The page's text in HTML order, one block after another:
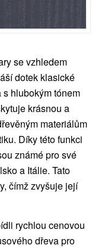
se vzhledem
dotek klasické
hlubokým tónem
krásnou a
materiálům
Díky této funkci
známé pro své
a Itálie. Tato
čímž zvyšuje její
rychlou cenovou
dřeva pro